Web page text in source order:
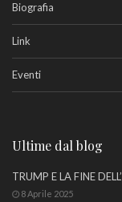
Biografia
Link
Eventi
Ultime dal blog
TRUMP E LA FINE
8 Aprile 2025